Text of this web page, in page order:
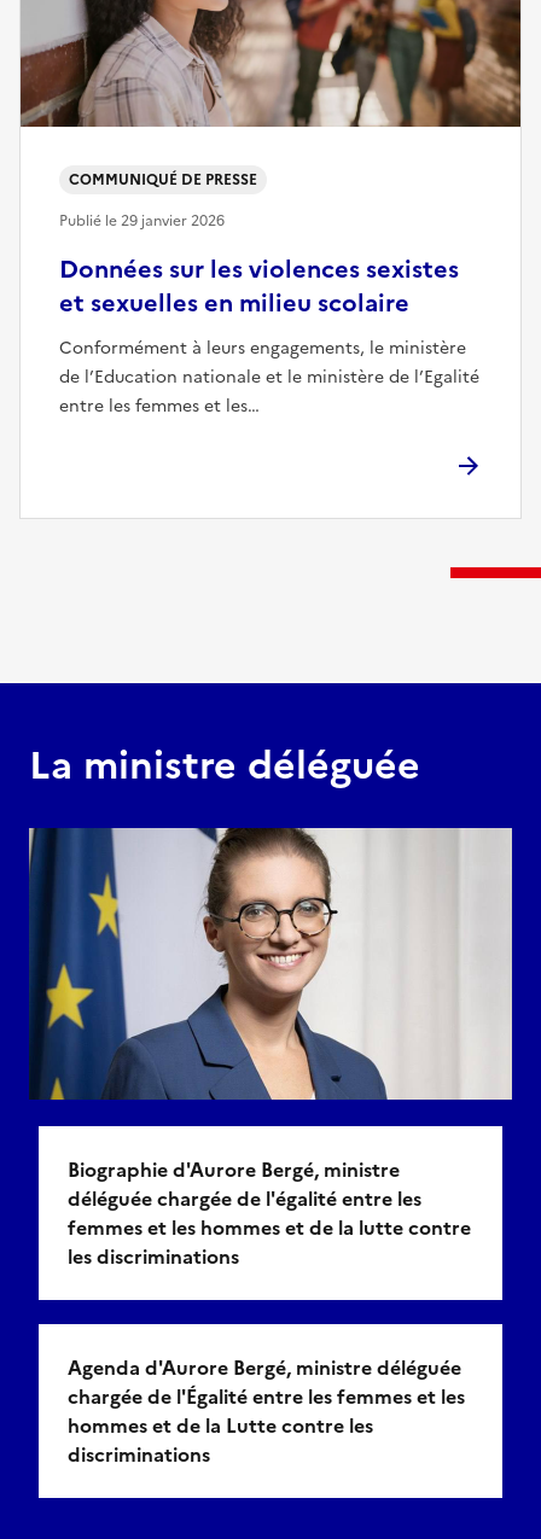
Données sur les violences sexistes
et sexuelles en milieu scolaire
Conformément à leurs engagements, le ministère
de l’Education nationale et le ministère de l’Egalité
entre les femmes et les…
COMMUNIQUÉ DE PRESSE
Publié le29 janvier 2026
La ministre déléguée
Biographie d'Aurore Bergé, ministre
déléguée chargée de l'égalité entre les
femmes et les hommes et de la lutte contre
les discriminations
Agenda d'Aurore Bergé, ministre déléguée
chargée de l'Égalité entre les femmes et les
hommes et de la Lutte contre les
discriminations